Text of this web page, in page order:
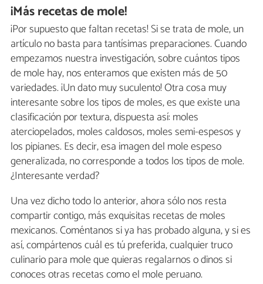
¡Más recetas de mole!
¡Por supuesto que faltan recetas! Si se trata de mole, un
artículo no basta para tantísimas preparaciones. Cuando
empezamos nuestra investigación, sobre cuántos tipos
de mole hay, nos enteramos que existen más de 50
variedades. ¡Un dato muy suculento! Otra cosa muy
interesante sobre los tipos de moles, es que existe una
clasificación por textura, dispuesta así: moles
aterciopelados, moles caldosos, moles semi-espesos y
los pipianes. Es decir, esa imagen del mole espeso
generalizada, no corresponde a todos los tipos de mole.
¿Interesante verdad?
Una vez dicho todo lo anterior, ahora sólo nos resta
compartir contigo, más exquisitas recetas de moles
mexicanos. Coméntanos si ya has probado alguna, y si es
así, compártenos cuál es tú preferida, cualquier truco
culinario para mole que quieras regalarnos o dinos si
conoces otras recetas como el mole peruano.